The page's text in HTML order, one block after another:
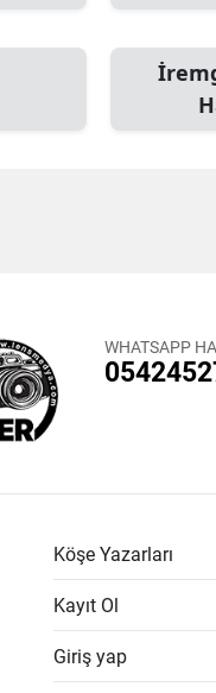
WHATSAPP
Köşe Yazarları
Kayıt Ol
Giriş yap